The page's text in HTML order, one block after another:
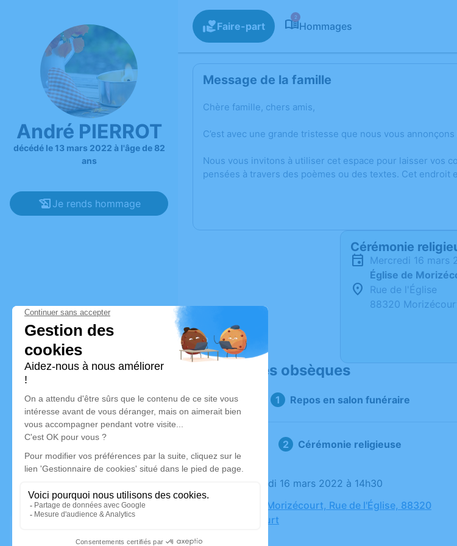
André PIERROT
décédé le 13 mars 2022 à l'âge de 82
ans
Je rends hommage
Faire-part
2
Hommages
Message de la famille
Chère famille, chers amis,
C’est avec une grande tristesse que nous vous
Nous vous invitons à utiliser cet espace pour laisser vos
pensées à travers des poèmes ou des textes. Cet endroit
Cérémonie
mercredi 16
Église de
Rue de l'Église
88320
Déroulé des obsèques
Repos en salon funéraire
Cérémonie religieuse
Le mercredi 16 mars 2022 à 14h30
Église de Morizécourt, Rue de l'Église, 88320
Morizécourt